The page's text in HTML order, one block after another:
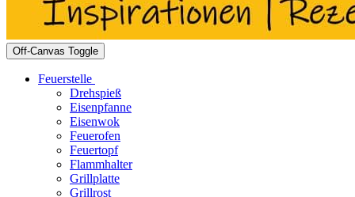
Off-Canvas Toggle
Feuerstelle
Drehspieß
Eisenpfanne
Eisenwok
Feuerofen
Feuertopf
Flammhalter
Grillplatte
Grillrost